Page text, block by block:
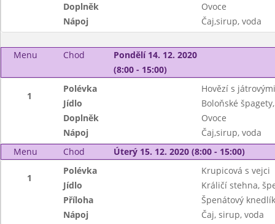
Doplněk
Ovoce
Nápoj
Čaj,sirup, voda
Menu Chod
Pondělí 14. 12. 2020
(8:00 - 15:00)
1
Polévka
Hovězí s
Jídlo
Boloňské
Doplněk
Ovoce
Nápoj
Čaj,sirup, voda
Menu
Chod Úterý 15. 12. 2020 (8:00 - 15:00)
1
Polévka
Krupicová s vejci
Jídlo
Králičí stehna,
Příloha
Špenátový knedlík
Nápoj
Čaj, sirup, voda